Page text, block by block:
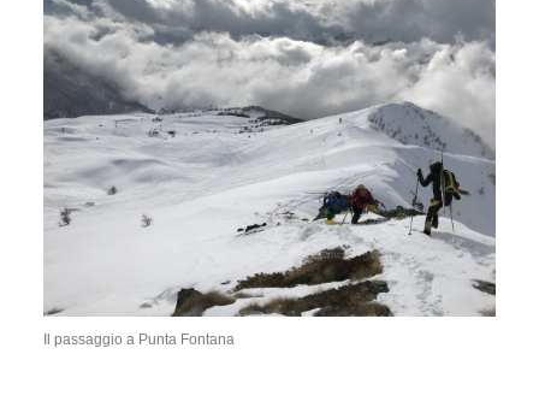
Il passaggio a Punta Fontana